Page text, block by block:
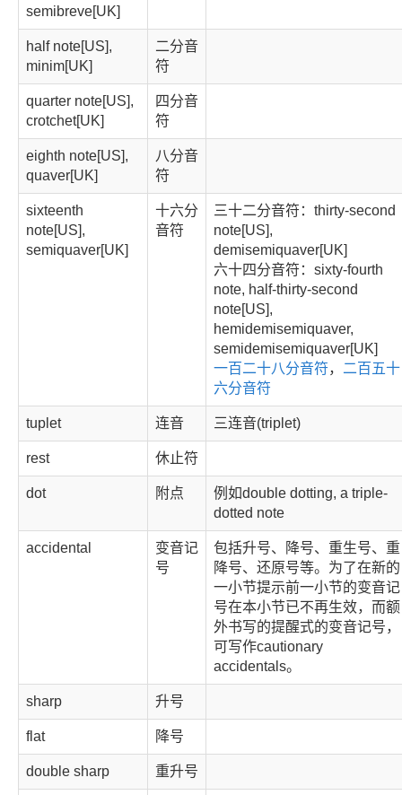
semibreve[UK]
half note[US],
minim[UK]
二分音
符
quarter note[US],
crotchet[UK]
四分音
符
eighth note[US],
quaver[UK]
八分音
符
sixteenth
note[US],
semiquaver[UK]
十六分
音符
三十二分音符：thirty-second
note[US],
demisemiquaver[UK]
六十四分音符：sixty-fourth
note, half-thirty-second
note[US],
hemidemisemiquaver,
semidemisemiquaver[UK]
一百二十八分音符， 二百五十
六分音符
tuplet 连音 三连音(triplet)
rest 休止符
dot 附点
例如double dotting, a triple-
dotted note
accidental
变音记
号
包括升号、降号、重生号、重
降号、还原号等。为了在新的
一小节提示前一小节的变音记
号在本小节已不再生效，而额
外书写的提醒式的变音记号，
可写作cautionary
accidentals。
sharp 升号
flat 降号
double sharp 重升号